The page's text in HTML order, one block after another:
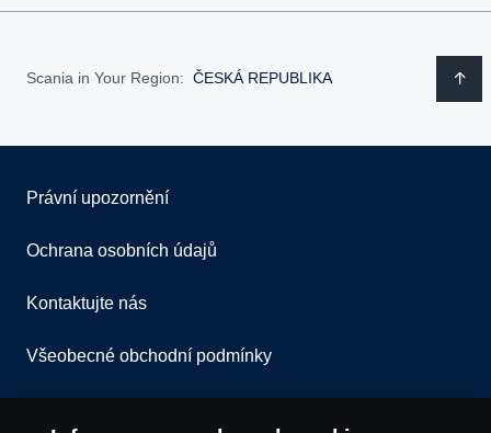
Scania in Your Region: ČESKÁ REPUBLIKA
Právní upozornění
Ochrana osobních údajů
Kontaktujte nás
Všeobecné obchodní podmínky
Informace o souborech cookie